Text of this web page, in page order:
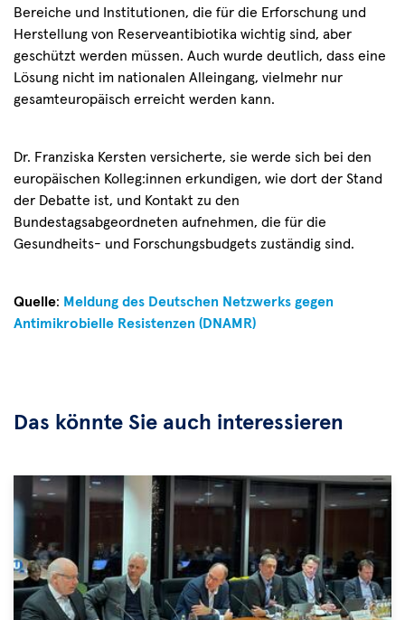
Bereiche und Institutionen, die für die Erforschung und
Herstellung von Reserveantibiotika wichtig sind, aber
geschützt werden müssen. Auch wurde deutlich, dass eine
Lösung nicht im nationalen Alleingang, vielmehr nur
gesamteuropäisch erreicht werden kann.
Dr. Franziska Kersten versicherte, sie werde sich bei den
europäischen Kolleg:innen erkundigen, wie dort der Stand
der Debatte ist, und Kontakt zu den
Bundestagsabgeordneten aufnehmen, die für die
Gesundheits- und Forschungsbudgets zuständig sind.
Quelle: Meldung des Deutschen Netzwerks gegen
Antimikrobielle Resistenzen (DNAMR)
Das könnte Sie auch interessieren